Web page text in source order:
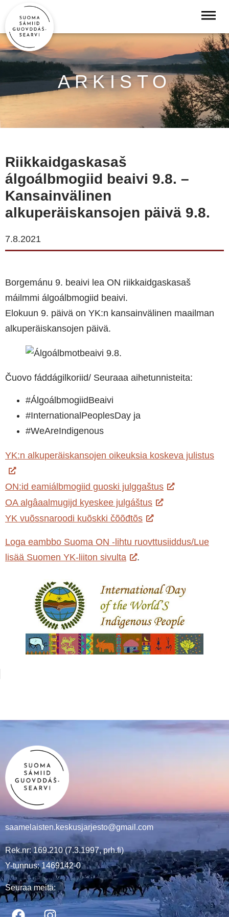
ARKISTO
Riikkaidgaskasaš
álgoálbmogiid beaivi 9.8. –
Kansainvälinen
alkuperäiskansojen päivä 9.8.
7.8.2021
Borgemánu 9. beaivi lea ON riikkaidgaskasaš
máilmmi álgoálbmogiid beaivi.
Elokuun 9. päivä on YK:n kansainvälinen maailman
alkuperäiskansojen päivä.
Čuovo fáddágilkoriid/ Seuraaa aihetunnisteita:
#ÁlgoálbmogiidBeaivi
#InternationalPeoplesDay ja
#WeAreIndigenous
YK:n alkuperäiskansojen oikeuksia koskeva julistus
ON:id eamiálbmogiid guoski julggaštus
OA algâaalmugijd kyeskee julgáštus
YK vuõssnaroodi kuõskki čõõđtõs
Loga eambbo Suoma ON -lihtu ruovttusiiddus/Lue
lisää Suomen YK-liiton sivulta
.
saamelaisten.keskusjarjesto@gmail.com
Rek.nr: 169.210 (7.3.1997, prh.fi)
Y-tunnus: 1469142-0
Seuraa meitä: